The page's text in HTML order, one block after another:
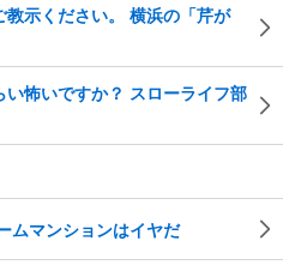
示ください。 横浜の「芹が
怖いですか？ スローライフ部
ムマンションはイヤだ